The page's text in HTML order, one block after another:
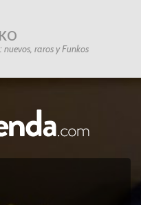
raros y Funkos